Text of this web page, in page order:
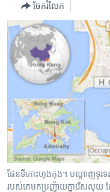
ម្តង
រំលង​
ចូល​
ទំព័រ​
រចនា
សម្ព័ន្ធ​
រំលង​
និង​
ចូល​
ទៅ​
កម្ពុជាច្នៃប្រតិដ្ឋ
ព្រឹត្តិការណ៍ព័ត៌មាន
ទូរទស្សន៍ / វីដេអូ​
វិទ្យុ / ផតខាសថ៍
កម្មវិធីទាំងអស់
Khmer English
បណ្តាញ​សង្គម
ចែករំលែក
ផែនទី​កោះ​ហុងកុង​។ បណ្តាញ​ទូរ
របស់គេ​មក​ប្រញ៉ាយគ្នា​រើស​លុយ